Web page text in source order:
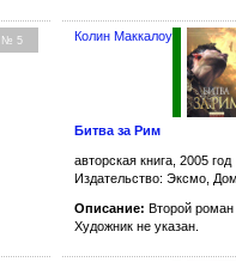
№ 5 Колин Маккалоу
Битва за Рим
авторская книга, 2005 год
Издательство: Эксмо,
Описание: Второй
Художник не указан.